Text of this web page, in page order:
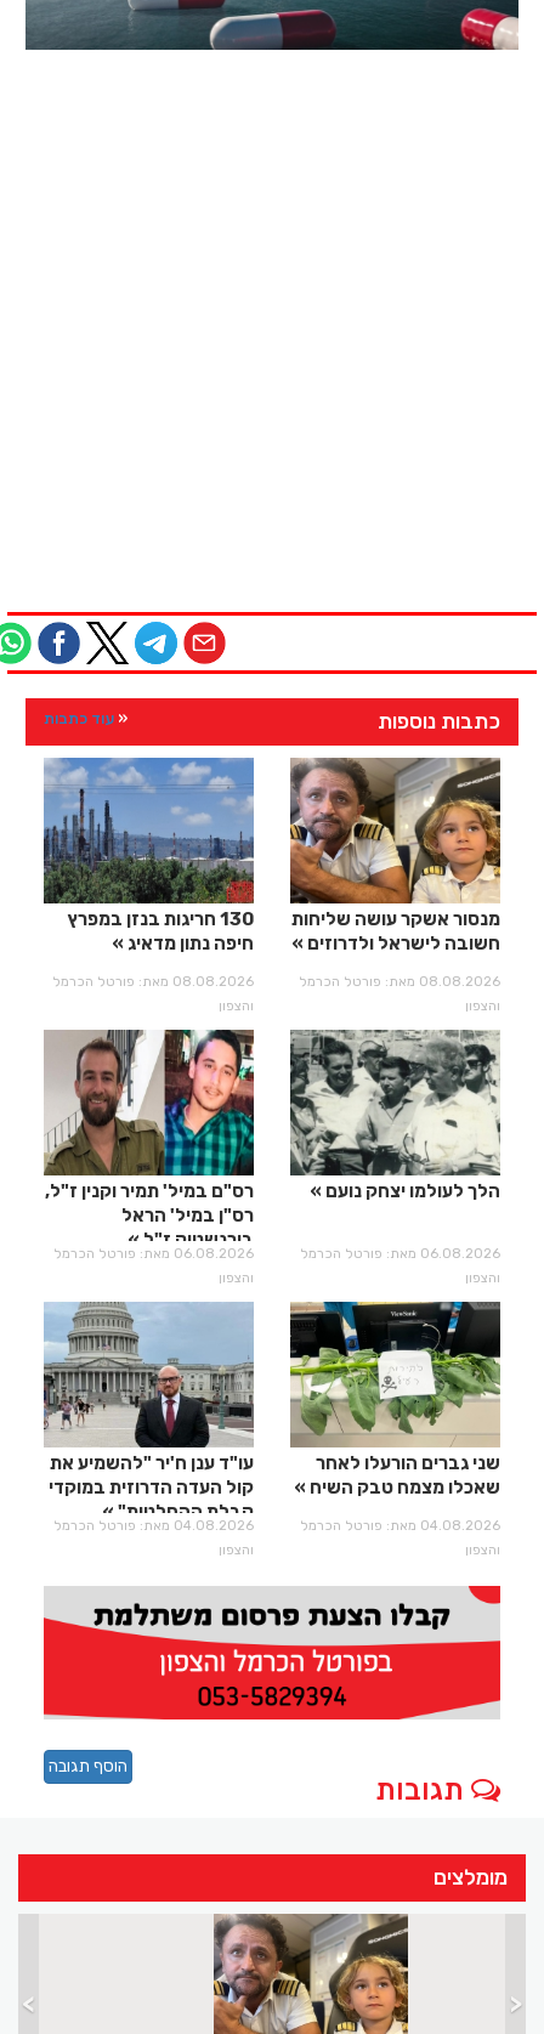
כתבות נוספות עוד כתבות
מנסור אשקר עושה שליחות
חשובה לישראל ולדרוזים
08.08.2026 מאת: פורטל הכרמל
והצפון
130 חריגות בנזן במפרץ
חיפה נתון מדאיג
08.08.2026 מאת: פורטל הכרמל
והצפון
הלך לעולמו יצחק נועם
06.08.2026 מאת: פורטל הכרמל
והצפון
רס"ם במיל' תמיר וקנין ז"ל,
רס"ן במיל' הראל
בירנשטוק ז"ל
06.08.2026 מאת: פורטל הכרמל
והצפון
שני גברים הורעלו לאחר
שאכלו מצמח טבק השיח
04.08.2026 מאת: פורטל הכרמל
והצפון
עו"ד ענן ח'יר "להשמיע את
קול העדה הדרוזית במוקדי
קבלת ההחלטות"
04.08.2026 מאת: פורטל הכרמל
והצפון
תגובות
הוסף תגובה
מומלצים
> <